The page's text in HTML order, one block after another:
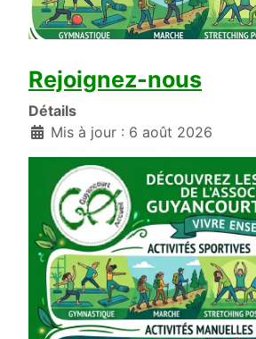
Rejoignez-nous
Détails
Mis à jour : 6 août 2026